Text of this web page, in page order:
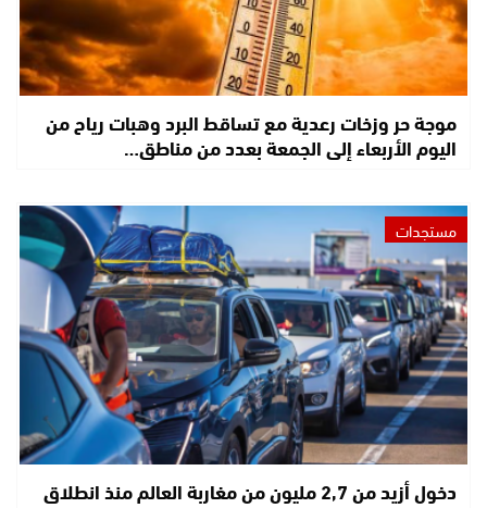
موجة حر وزخات رعدية مع تساقط البرد وهبات رياح من
اليوم الأربعاء إلى الجمعة بعدد من مناطق…
مستجدات
دخول أزيد من 2,7 مليون من مغاربة العالم منذ انطلاق